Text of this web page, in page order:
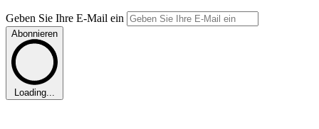
Geben Sie Ihre E-Mail ein
Abonnieren
Loading...